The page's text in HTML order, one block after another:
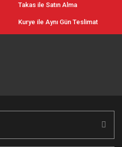
Takas ile Satın Alma
Kurye ile Aynı Gün Teslimat